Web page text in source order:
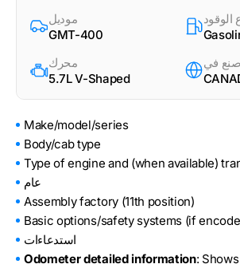
موديل
GMT-400
الوقود
محرك
5.7L V-Shaped
صنع في
Make/model/series
Body/cab type
Type of engine and (when available)
عام
Assembly factory (11th position)
Basic options/safety systems (if
استدعاءات
Odometer detailed information: